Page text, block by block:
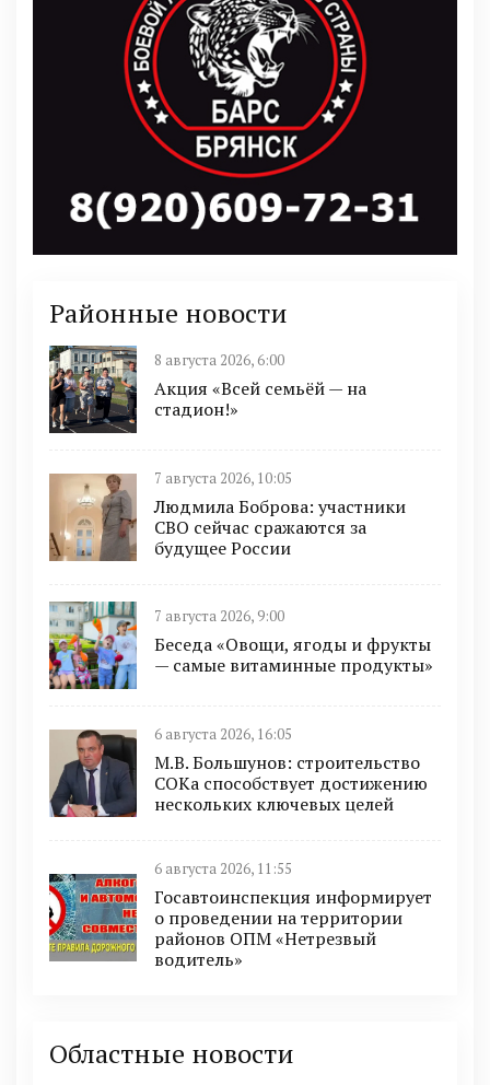
Районные новости
8 августа 2026, 6:00
Акция «Всей семьёй — на
стадион!»
7 августа 2026, 10:05
Людмила Боброва: участники
СВО сейчас сражаются за
будущее России
7 августа 2026, 9:00
Беседа «Овощи, ягоды и фрукты
— самые витаминные продукты»
6 августа 2026, 16:05
М.В. Большунов: строительство
СОКа способствует достижению
нескольких ключевых целей
6 августа 2026, 11:55
Госавтоинспекция информирует
о проведении на территории
районов ОПМ «Нетрезвый
водитель»
Областные новости